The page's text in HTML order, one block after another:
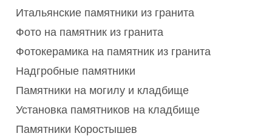
Итальянские памятники из гранита
Фото на памятник из гранита
Фотокерамика на памятник из гранита
Надгробные памятники
Памятники на могилу и кладбище
Установка памятников на кладбище
Памятники Коростышев